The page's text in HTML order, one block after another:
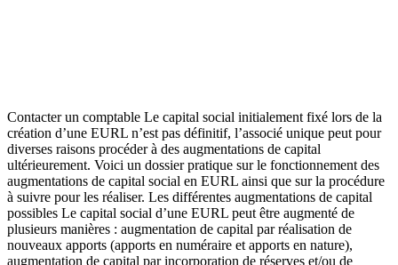
Contacter un comptable Le capital social initialement fixé lors de la
création d’une EURL n’est pas définitif, l’associé unique peut pour
diverses raisons procéder à des augmentations de capital
ultérieurement. Voici un dossier pratique sur le fonctionnement des
augmentations de capital social en EURL ainsi que sur la procédure
à suivre pour les réaliser. Les différentes augmentations de capital
possibles Le capital social d’une EURL peut être augmenté de
plusieurs manières : augmentation de capital par réalisation de
nouveaux apports (apports en numéraire et apports en nature),
augmentation de capital par incorporation de réserves et/ou de